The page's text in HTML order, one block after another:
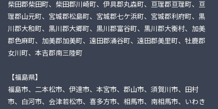
柴田郡柴田町、柴田郡川崎町、伊具郡丸森町、亘理郡亘理町、亘
理郡山元町、宮城郡松島町、宮城郡七ケ浜町、宮城郡利府町、黒
川郡大和町、黒川郡大郷町、黒川郡富谷町、黒川郡大衡村、加美
郡色麻町、加美郡加美町、遠田郡涌谷町、遠田郡美里町、牡鹿郡
女川町、本吉郡南三陸町
【福島県】
福島市、二本松市、伊達市、本宮市、郡山市、須賀川市、田村
市、白河市、会津若松市、喜多方市、相馬市、南相馬市、いわき